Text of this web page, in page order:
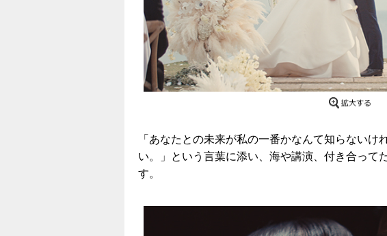
「あなたとの未来が私の一番かなんて知らないけ
い。」という言葉に添い、海や講演、付き合って
す。